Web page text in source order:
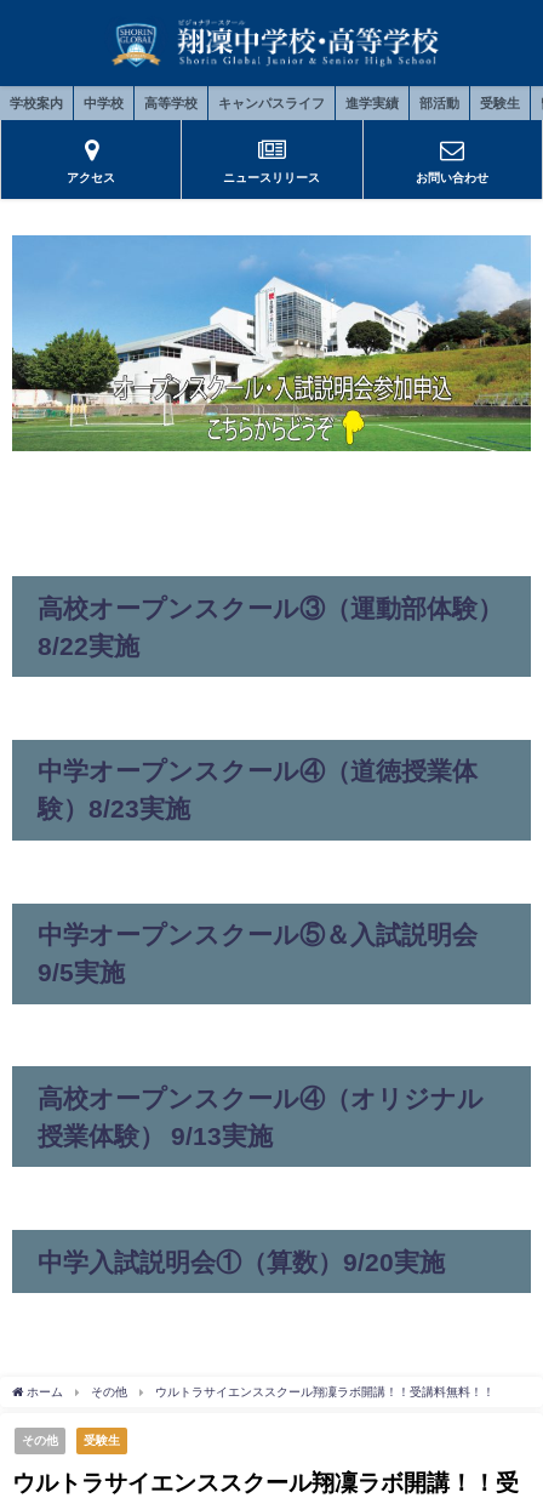
学校案内 中学校 高等学校 キャンパスライフ 進学実績 部活動 受験生
アクセス ニュースリリース お問い合わせ
高校オープンスクール③（運動部体験）
8/22実施
中学オープンスクール④（道徳授業体
験）8/23実施
中学オープンスクール⑤＆入試説明会
9/5実施
高校オープンスクール④（オリジナル
授業体験） 9/13実施
中学入試説明会①（算数）9/20実施
ホーム その他 ウルトラサイエンススクール翔凜ラボ開講！！受講料無料！！
その他 受験生
ウルトラサイエンススクール翔凜ラボ開講！！受